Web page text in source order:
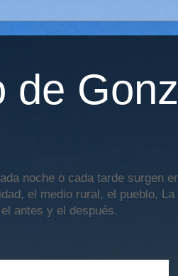
de
noche o cada tarde surgen
el medio rural, el pueblo,
antes y el después.